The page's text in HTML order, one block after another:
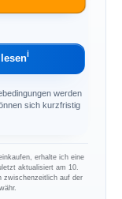
ℹ︎
werden
sich kurzfristig
erhalte ich eine
aktualisiert am 10.
zwischenzeitlich auf der